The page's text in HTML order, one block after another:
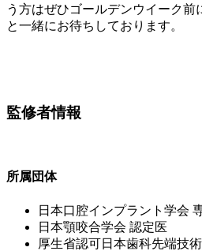
う方はぜひゴールデンウイーク前
と一緒にお待ちしております。
監修者情報
所属団体
⽇本⼝腔インプラント学会
⽇本顎咬合学会 認定医
厚⽣省認可⽇本⻭科先端技